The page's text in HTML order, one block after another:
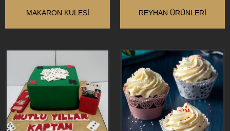
MAKARON KULESI REYHAN ÜRÜNLERI